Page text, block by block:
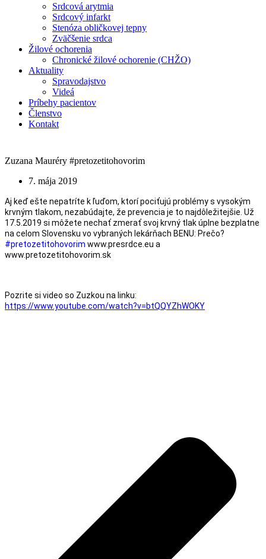
Srdcová arytmia
Srdcový infarkt
Stenóza obličkovej tepny
Zväčšenie srdca
Žilové ochorenia
Chronické žilové ochorenie (CHŽO)
Aktuality
Spravodajstvo
Videá
Príbehy pacientov
Členstvo
Kontakt
Zuzana Mauréry #pretozetitohovorim
7. mája 2019
Aj keď ešte nepatríte k ľuďom, ktorí pociťujú problémy s vysokým
krvným tlakom, nezabúdajte, že prevencia je to najdôležitejšie. Už
17.5.2019 si môžete nechať zmerať svoj krvný tlak úplne bezplatne
na celom Slovensku vo vybraných lekárňach BENU: Prečo?
#pretozetitohovorim www.presrdce.eu a
www.pretozetitohovorim.sk
https://www.youtube.com/watch?v=btQQYZhWOKY